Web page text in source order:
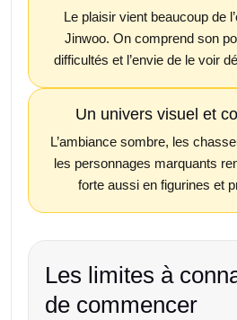
Le plaisir vient beaucoup de
Jinwoo. On comprend son
difficultés et l’envie de le voir
Un univers visuel et
L’ambiance sombre, les
les personnages marquants
forte aussi en figurines et
Les limites à
de commencer